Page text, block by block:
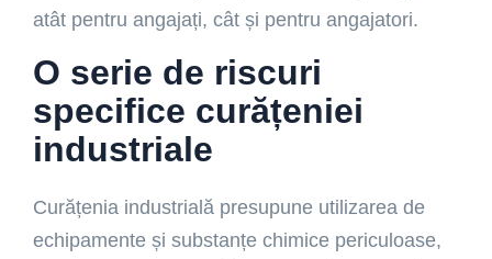
atât pentru angajați, cât și pentru angajatori.
O serie de riscuri
specifice curățeniei
industriale
Curățenia industrială presupune utilizarea de
echipamente și substanțe chimice periculoase,